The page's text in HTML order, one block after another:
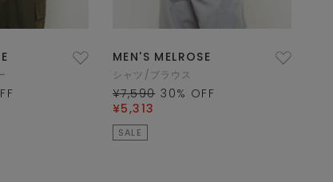
MEN'S MELROSE
シャツ/ブラウス
¥7,590 30% OFF
¥5,313
SALE